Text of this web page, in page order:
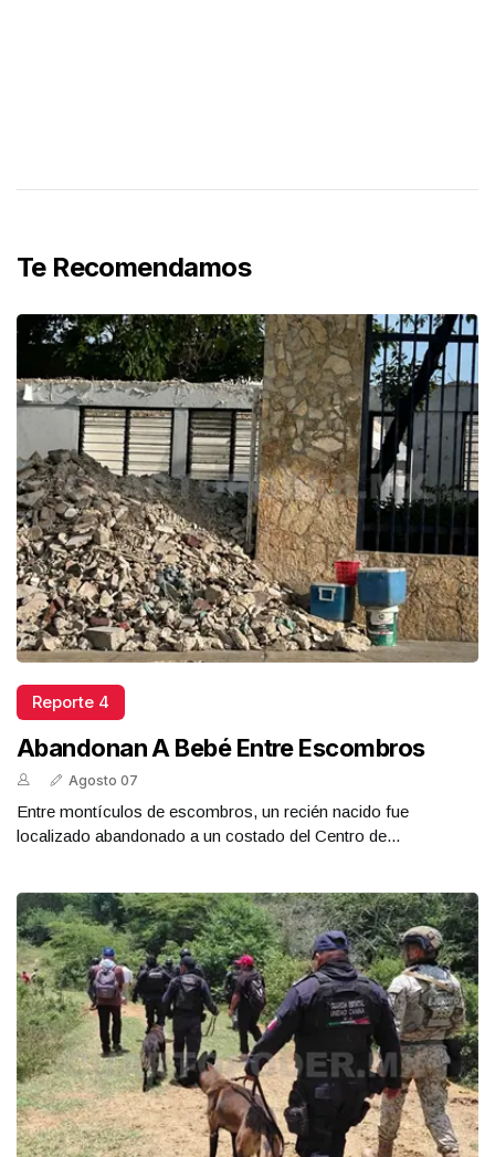
Te Recomendamos
Reporte 4
Abandonan A Bebé Entre Escombros
Agosto 07
Entre montículos de escombros, un recién nacido fue
localizado abandonado a un costado del Centro de...